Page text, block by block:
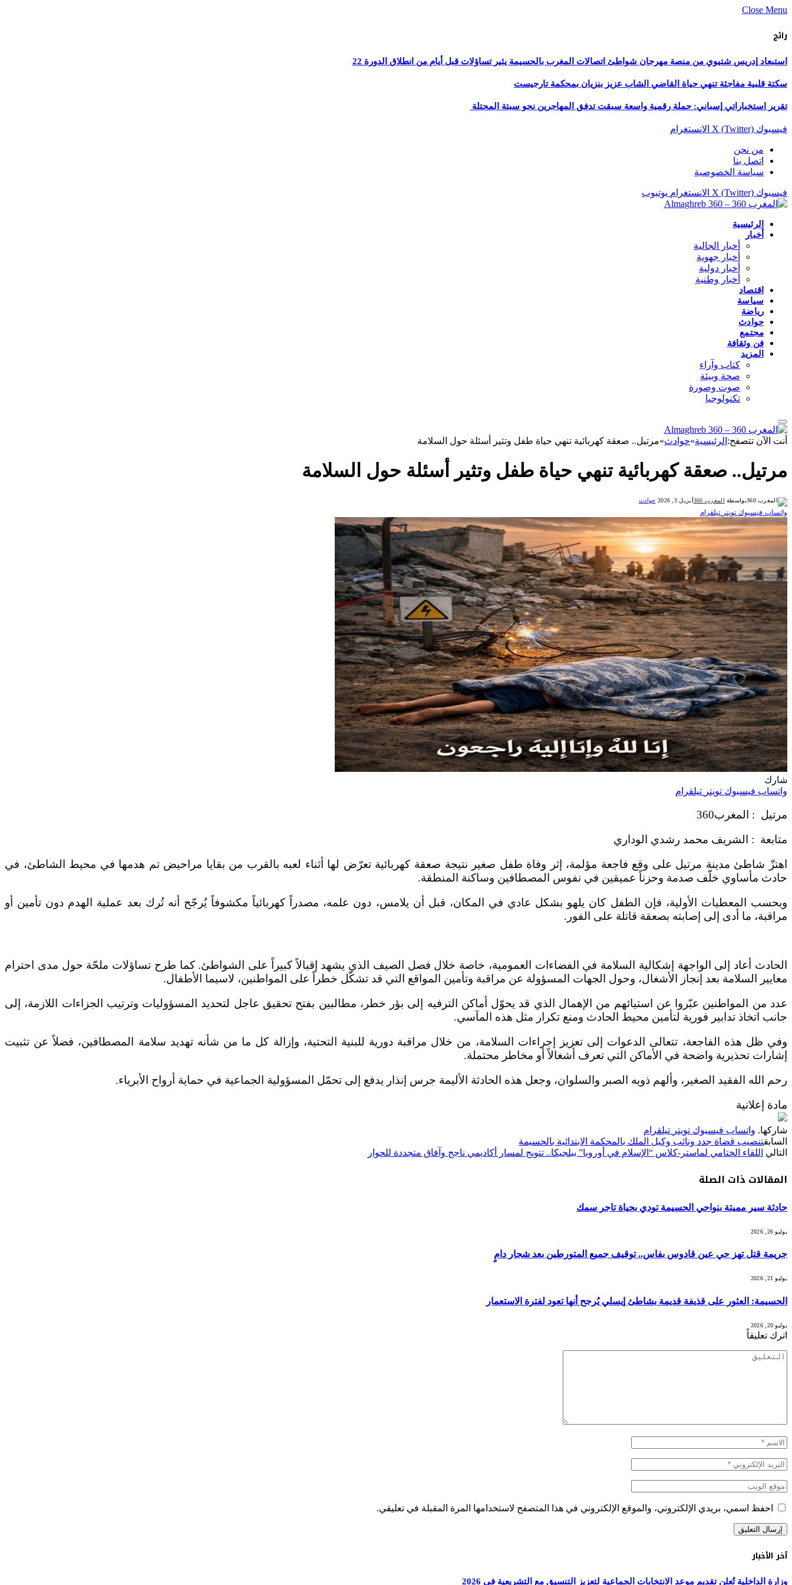
Close Menu
رائج
استبعاد إدريس شتيوي من منصة مهرجان شواطئ اتصالات المغرب بالحسيمة يثير تساؤلات قبل أيام من انطلاق الدورة 22
سكتة قلبية مفاجئة تنهي حياة القاضي الشاب عزيز بنزيان بمحكمة تارجيست
تقرير استخباراتي إسباني: حملة رقمية واسعة سبقت تدفق المهاجرين نحو سبتة المحتلة
فيسبوك X (Twitter) الانستغرام
من نحن
اتصل بنا
سياسة الخصوصية
فيسبوك X (Twitter) الانستغرام يوتيوب
الرئيسية
أخبار
أخبار الجالية
أخبار جهوية
أخبار دولية
أخبار وطنية
اقتصاد
سياسة
رياضة
حوادث
مجتمع
فن وثقافة
المزيد
كتاب وآراء
صحة وبيئة
صوت وصورة
تكنولوجيا
أنت الآن تتصفح: الرئيسية»حوادث»مرتيل.. صعقة كهربائية تنهي حياة طفل وتثير أسئلة حول السلامة
مرتيل.. صعقة كهربائية تنهي حياة طفل وتثير أسئلة حول السلامة
بواسطة المغرب 360 أبريل 3, 2026 حوادث
واتساب فيسبوك تويتر تيلقرام
شارك
واتساب فيسبوك تويتر تيلقرام
مرتيل : المغرب360
متابعة : الشريف محمد رشدي الوداري
اهتزّ شاطئ مدينة مرتيل على وقع فاجعة مؤلمة، إثر وفاة طفل صغير نتيجة صعقة كهربائية تعرّض لها أثناء لعبه بالقرب من بقايا مراحيض تم هدمها في محيط الشاطئ، في
حادث مأساوي خلّف صدمة وحزناً عميقين في نفوس المصطافين وساكنة المنطقة.
وبحسب المعطيات الأولية، فإن الطفل كان يلهو بشكل عادي في المكان، قبل أن يلامس، دون علمه، مصدراً كهربائياً مكشوفاً يُرجّح أنه تُرك بعد عملية الهدم دون تأمين أو
مراقبة، ما أدى إلى إصابته بصعقة قاتلة على الفور.
الحادث أعاد إلى الواجهة إشكالية السلامة في الفضاءات العمومية، خاصة خلال فصل الصيف الذي يشهد إقبالاً كبيراً على الشواطئ. كما طرح تساؤلات ملحّة حول مدى احترام
معايير السلامة بعد إنجاز الأشغال، وحول الجهات المسؤولة عن مراقبة وتأمين المواقع التي قد تشكّل خطراً على المواطنين، لاسيما الأطفال.
عدد من المواطنين عبّروا عن استيائهم من الإهمال الذي قد يحوّل أماكن الترفيه إلى بؤر خطر، مطالبين بفتح تحقيق عاجل لتحديد المسؤوليات وترتيب الجزاءات اللازمة، إلى
جانب اتخاذ تدابير فورية لتأمين محيط الحادث ومنع تكرار مثل هذه المآسي.
وفي ظل هذه الفاجعة، تتعالى الدعوات إلى تعزيز إجراءات السلامة، من خلال مراقبة دورية للبنية التحتية، وإزالة كل ما من شأنه تهديد سلامة المصطافين، فضلاً عن تثبيت
إشارات تحذيرية واضحة في الأماكن التي تعرف أشغالاً أو مخاطر محتملة.
رحم الله الفقيد الصغير، وألهم ذويه الصبر والسلوان، وجعل هذه الحادثة الأليمة جرس إنذار يدفع إلى تحمّل المسؤولية الجماعية في حماية أرواح الأبرياء.
مادة إعلانية
شاركها. واتساب فيسبوك تويتر تيلقرام
السابقتنصيب قضاة جدد ونائب وكيل الملك بالمحكمة الابتدائية بالحسيمة
التالي اللقاء الختامي لماستر-كلاس “الإسلام في أوروبا” ببلجيكا.. تتويج لمسار أكاديمي ناجح وآفاق متجددة للحوار
المقالات ذات الصلة
حادثة سير مميتة بنواحي الحسيمة تودي بحياة تاجر سمك
يوليو 26, 2026
جريمة قتل تهز حي عين قادوس بفاس.. توقيف جميع المتورطين بعد شجار دامٍ
يوليو 21, 2026
الحسيمة: العثور على قذيفة قديمة بشاطئ إيسلي يُرجح أنها تعود لفترة الاستعمار
يوليو 20, 2026
اترك تعليقاً
احفظ اسمي، بريدي الإلكتروني، والموقع الإلكتروني في هذا المتصفح لاستخدامها المرة المقبلة في تعليقي.
آخر الأخبار
وزارة الداخلية تُعلن تقديم موعد الانتخابات الجماعية لتعزيز التنسيق مع التشريعية في 2026